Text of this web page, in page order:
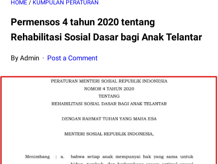
HOME / KUMPULAN PERATURAN
Permensos 4 tahun 2020 tentang
Rehabilitasi Sosial Dasar bagi Anak Telantar
By Admin Post a Comment